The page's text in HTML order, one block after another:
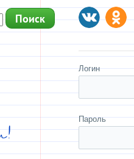
Логин
Пароль